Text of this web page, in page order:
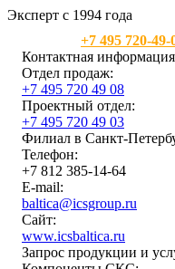
Эксперт с 1994 года
+7 495 720-49-
Контактная
Отдел продаж:
+7 495 720 49 08
Проектный отдел:
+7 495 720 49 03
Филиал в Санкт-
Телефон:
+7 812 385-14-64
E-mail:
baltica@icsgroup.ru
Сайт:
www.icsbaltica.ru
Запрос продукции и